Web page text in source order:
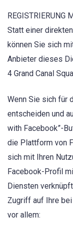
REGISTRIERUNG
Statt einer
können Sie sich
Anbieter dieses
4 Grand Canal
Wenn Sie sich für
entscheiden und
with Facebook”-
die Plattform von
sich mit Ihren
Facebook-Profil
Diensten
Zugriff auf Ihre
vor allem: